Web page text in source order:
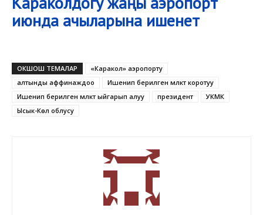
июнда ачыларына ишенет
ОКШОШ ТЕМАЛАР
«Каракол» аэропорту
алтынды аффинаждоо
Ишенип берилген мүлктү коротуу
Ишенип берилген мүлктү ыйгарып алуу
президент
УКМК
Ысык-Көл облусу